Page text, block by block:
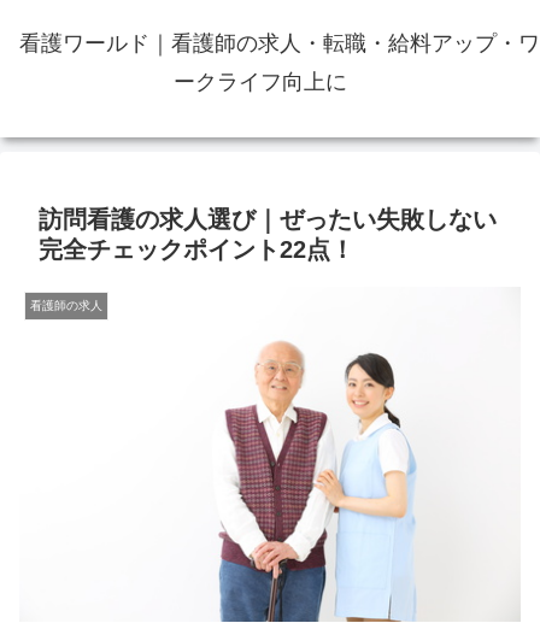
看護ワールド｜看護師の求人・転職・給料アップ・ワ
ークライフ向上に
訪問看護の求人選び｜ぜったい失敗しない
完全チェックポイント22点！
看護師の求人